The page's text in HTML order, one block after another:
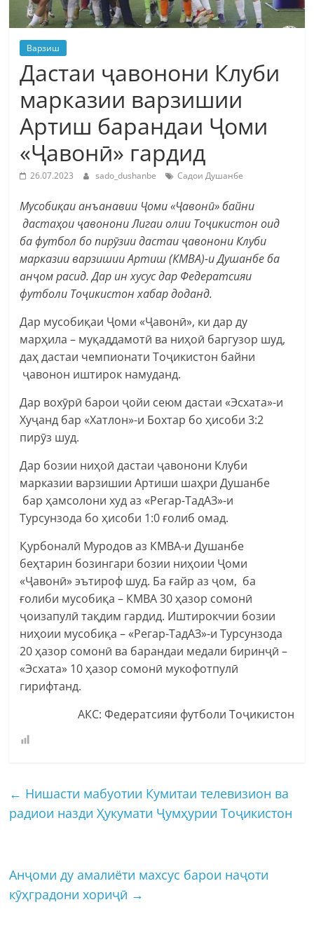
Варзиш
Дастаи ҷавонони Клуби
марказии варзишии
Артиш барандаи Ҷоми
«Ҷавонӣ» гардид
26.07.2023 sado_dushanbe Садои Душанбе
Мусобиқаи анъанавии Ҷоми «Ҷавонӣ» байни
дастаҳои ҷавонони Лигаи олии Тоҷикистон оид
ба футбол бо пирӯзии дастаи ҷавонони Клуби
марказии варзишии Артиш (КМВА)-и Душанбе ба
анҷом расид. Дар ин хусус дар Федератсияи
футболи Тоҷикистон хабар доданд.
Дар мусобиқаи Ҷоми «Ҷавонӣ», ки дар ду
марҳила – муқаддамотӣ ва ниҳоӣ баргузор шуд,
даҳ дастаи чемпионати Тоҷикистон байни
ҷавонон иштирок намуданд.
Дар вохӯрӣ барои ҷойи сеюм дастаи «Эсхата»-и
Хуҷанд бар «Хатлон»-и Бохтар бо ҳисоби 3:2
пирӯз шуд.
Дар бозии ниҳоӣ дастаи ҷавонони Клуби
марказии варзишии Артиши шаҳри Душанбе
бар ҳамсолони худ аз «Регар-ТадАЗ»-и
Турсунзода бо ҳисоби 1:0 ғолиб омад.
Қурбоналӣ Муродов аз КМВА-и Душанбе
беҳтарин бозингари бозии ниҳоии Ҷоми
«Ҷавонӣ» эътироф шуд. Ба ғайр аз ҷом, ба
ғолиби мусобиқа – КМВА 30 ҳазор сомонӣ
ҷоизапулӣ тақдим гардид. Иштирокчии бозии
ниҳоии мусобиқа – «Регар-ТадАЗ»-и Турсунзода
20 ҳазор сомонӣ ва барандаи медали биринҷӣ –
«Эсхата» 10 ҳазор сомонӣ мукофотпулӣ
гирифтанд.
АКС: Федератсияи футболи Тоҷикистон
← Нишасти мабуотии Кумитаи телевизион ва
радиои назди Ҳукумати Ҷумҳурии Тоҷикистон
Анҷоми ду амалиёти махсус барои наҷоти
кӯҳградони хориҷӣ →